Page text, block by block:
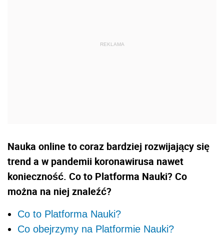
Nauka online to coraz bardziej rozwijający się
trend a w pandemii koronawirusa nawet
konieczność. Co to Platforma Nauki? Co
można na niej znaleźć?
Co to Platforma Nauki?
Co obejrzymy na Platformie Nauki?